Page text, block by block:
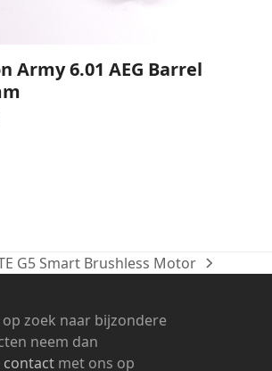
Army 6.01 AEG Barrel
G5 Smart Brushless Motor
op zoek naar bijzondere
neem dan
contact met ons op